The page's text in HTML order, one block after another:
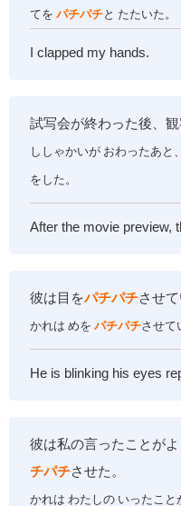
てを パチパチと たたいた。
I clapped my hands.
試写会が終わった後、
ししゃかいが おわったあと
をした。
After the movie preview,
彼は目をパチパチさせて
かれは めを パチパチさせて
He is blinking his eyes
彼は私の言ったことが
チパチさせた。
かれは わたしの いったこ